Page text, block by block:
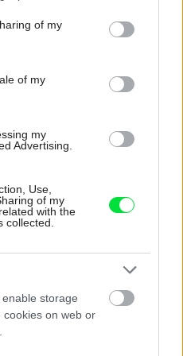
behaviour. You may click to
and its third-party tags to
purposes in below Google
of my
of my
my
Advertising.
Use,
of my
with the
collected.
storage
cookies on web or